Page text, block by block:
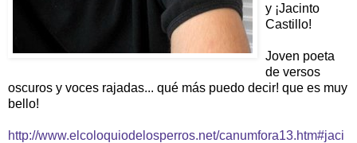
y ¡Jacinto
Castillo!
Joven poeta
de versos
oscuros y voces rajadas... qué más puedo decir! que es muy
bello!
http://www.elcoloquiodelosperros.net/canumfora13.htm#jaci